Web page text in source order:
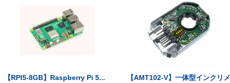
【RPI5-8GB】Raspberry Pi 5...
【AMT102-V】一体型インクリメ